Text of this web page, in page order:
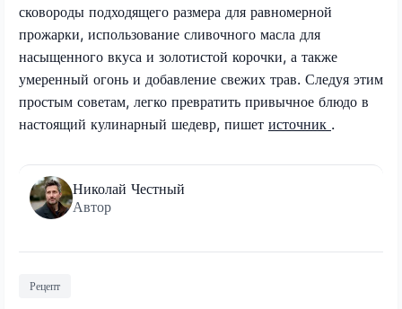
сковороды подходящего размера для равномерной
прожарки, использование сливочного масла для
насыщенного вкуса и золотистой корочки, а также
умеренный огонь и добавление свежих трав. Следуя этим
простым советам, легко превратить привычное блюдо в
настоящий кулинарный шедевр, пишет источник .
Николай Честный
Автор
Рецепт